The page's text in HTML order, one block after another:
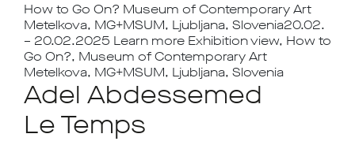
How to Go On? Museum of Contemporary Art
Metelkova, MG+MSUM, Ljubljana, Slovenia20.02.
– 20.02.2025 Learn more Exhibition view, How to
Go On?, Museum of Contemporary Art
Metelkova, MG+MSUM, Ljubljana, Slovenia
Adel Abdessemed
Le Temps